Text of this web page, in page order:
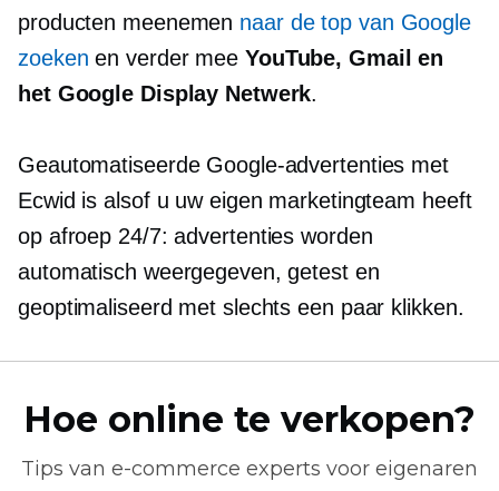
producten meenemen naar de top van Google
zoeken en verder mee YouTube, Gmail en
het Google Display Netwerk.
Geautomatiseerde Google-advertenties met
Ecwid is alsof u uw eigen marketingteam heeft
op afroep 24/7: advertenties worden
automatisch weergegeven, getest en
geoptimaliseerd met slechts een paar klikken.
Hoe online te verkopen?
Tips van e-commerce experts voor eigenaren